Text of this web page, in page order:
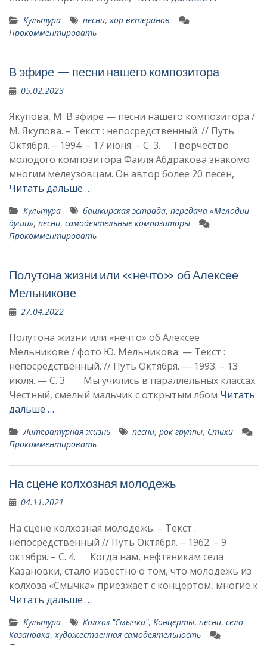
Культура песни,хор ветеранов
Прокомментировать
В эфире — песни нашего композитора
05.02.2023
Якупова, М. В эфире — песни нашего композитора /
М. Якупова. – Текст : непосредственный. // Путь
Октября. – 1994. – 17 июня. – С. 3. Творчество
молодого композитора Фаиля Абдракова знакомо
многим мелеузовцам. Он автор более 20 песен,
Читать дальше …
Культура башкирская эстрада, передача «Мелодии
души», песни, самодеятельные композиторы
Прокомментировать
Полутона жизни или «нечто» об Алексее
Мельникове
27.04.2022
Полутона жизни или «нечто» об Алексее
Мельникове / фото Ю. Мельникова. — Текст :
непосредственный. // Путь Октября. — 1993. – 13
июля. — С. 3. Мы учились в параллельных классах.
Че­стный, смелый мальчик с открытым лбом Читать
дальше …
Литературная жизнь песни, рок группы, Стихи
Прокомментировать
На сцене колхозная молодежь
04.11.2021
На сцене колхозная молодежь. – Текст :
непосредственный // Путь Октября. – 1962. – 9
октября. – С. 4. Когда нам, нефтяникам се­ла
Казановки, стало известно о том, что молодежь из
колхоза «Смычка» приезжает с концер­том, многие к
Читать дальше …
Культура Колхоз "Смычка", Концерты, песни, село
Казановка,художественная самодеятельность